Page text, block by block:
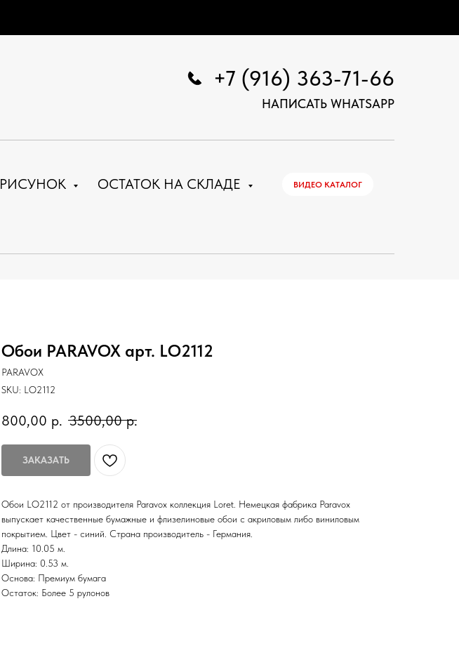
+7 (916) 363-71-66
НАПИСАТЬ WHATSAPP
РИСУНОК ОСТАТОК НА СКЛАДЕ ВИДЕО КАТАЛОГ
Обои PARAVOX арт. LO2112
PARAVOX
SKU: LO2112
800,00 р. 3500,00 р.
ЗАКАЗАТЬ
Обои LO2112 от производителя Paravox коллекция Loret. Немецкая фабрика Paravox
выпускает качественные бумажные и флизелиновые обои с акриловым либо виниловым
покрытием. Цвет - синий. Страна производитель - Германия.
Длина: 10.05 м.
Ширина: 0.53 м.
Основа: Премиум бумага
Остаток: Более 5 рулонов